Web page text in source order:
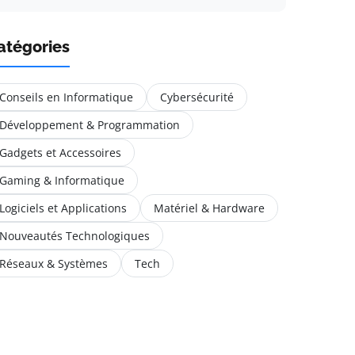
en Informatique
Cybersécurité
& Programmation
et Accessoires
& Informatique
et Applications
Matériel & Hardware
Technologiques
& Systèmes
Tech